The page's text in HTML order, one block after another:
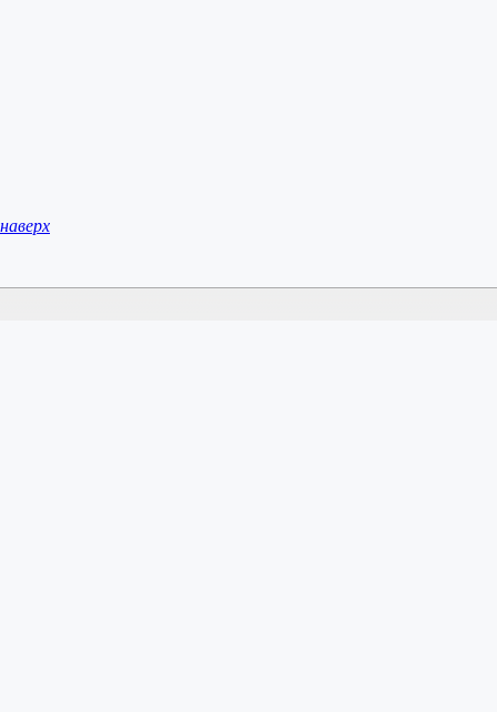
наверх